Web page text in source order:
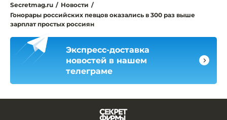
Secretmag.ru / Новости /
Гонорары российских певцов оказались в 300 раз выше
зарплат простых россиян
Экспресс-доставка
новостей в нашем
телеграме